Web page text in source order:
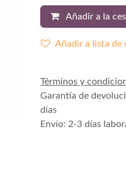
Añadir a la
Añadir a lista de
Términos y
Garantía de
días
Envío: 2-3 días